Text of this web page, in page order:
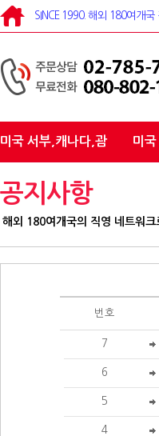
SINCE 1990. 해외 180여개
미국 서부,캐나다,괌 미
공지사항
해외 180여개국의 직영 네트워
번호
7
6
5
4